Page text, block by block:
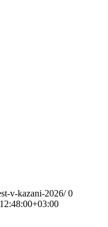
v-kazani-2026/ 0